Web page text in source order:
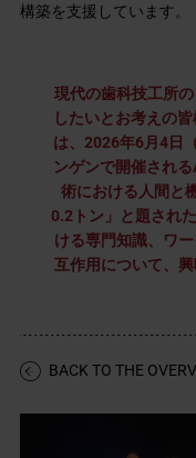
構築を支援しています。
現代の歯科技工所
したいとお考えの
は、2026年6月4日
ンゲンで開催され
術における人間と
0.2トン」と題され
ける専門知識、ワ
互作用について、
BACK TO THE